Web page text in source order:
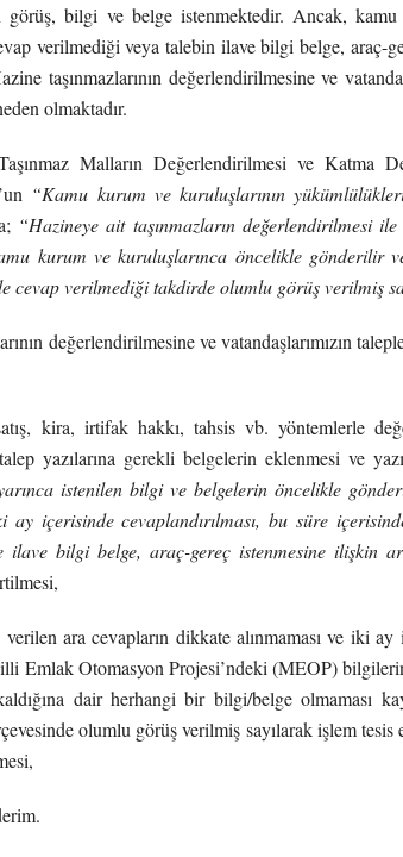
bilgi ve belge istenmektedir. Ancak, kamu
verilmediği veya talebin ilave bilgi belge, araç-
taşınmazlarının değerlendirilmesine ve
olmaktadır.
Malların Değerlendirilmesi ve Katma
“Kamu kurum ve kuruluşlarının
“Hazineye ait taşınmazların değerlendirilmesi
kurum ve kuruluşlarınca öncelikle gönderilir
cevap verilmediği takdirde olumlu görüş verilmiş
değerlendirilmesine ve vatandaşlarımızın
satış, kira, irtifak hakkı, tahsis vb. yöntemlerle
yazılarına gerekli belgelerin eklenmesi ve
istenilen bilgi ve belgelerin öncelikle
içerisinde cevaplandırılması, bu süre
ilave bilgi belge, araç-gereç istenmesine ilişkin
ara cevapların dikkate alınmaması ve iki
Emlak Otomasyon Projesi’ndeki (MEOP)
dair herhangi bir bilgi/belge olmaması
olumlu görüş verilmiş sayılarak işlem